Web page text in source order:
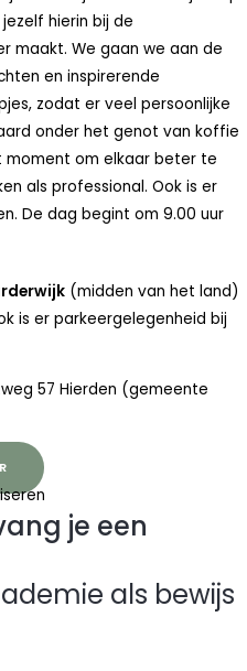
hierin bij de
maakt. We gaan we aan de
en inspirerende
zodat er veel persoonlijke
onder het genot van koffie
moment om elkaar beter te
als professional. Ook is er
De dag begint om 9.00 uur
(midden van het land)
is er parkeergelegenheid bij
57 Hierden (gemeente
je een
als bewijs